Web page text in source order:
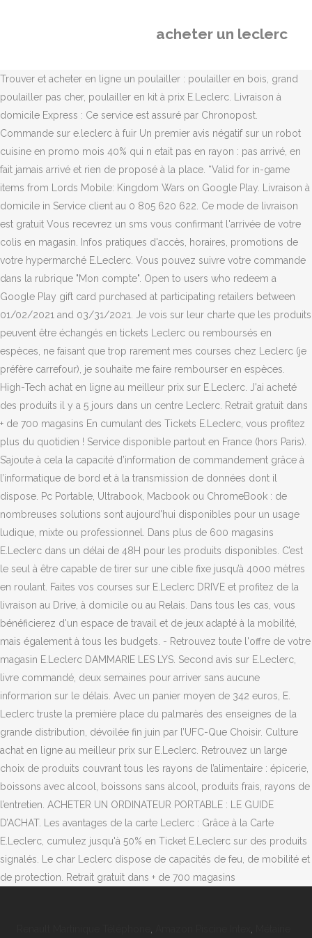
acheter un leclerc
Trouver et acheter en ligne un poulailler : poulailler en bois, grand
poulailler pas cher, poulailler en kit à prix E.Leclerc. Livraison à
domicile Express : Ce service est assuré par Chronopost.
Commande sur e.leclerc à fuir Un premier avis négatif sur un robot
cuisine en promo mois 40% qui n etait pas en rayon : pas arrivé, en
fait jamais arrivé et rien de proposé à la place. *Valid for in-game
items from Lords Mobile: Kingdom Wars on Google Play. Livraison à
domicile in Service client au 0 805 620 622. Ce mode de livraison
est gratuit Vous recevrez un sms vous confirmant l'arrivée de votre
colis en magasin. Infos pratiques d'accès, horaires, promotions de
votre hypermarché E.Leclerc. Vous pouvez suivre votre commande
dans la rubrique "Mon compte". Open to users who redeem a
Google Play gift card purchased at participating retailers between
01/02/2021 and 03/31/2021. Je vois sur leur charte que les produits
peuvent être échangés en tickets Leclerc ou remboursés en
espèces, ne faisant que trop rarement mes courses chez Leclerc (je
préfère carrefour), je souhaite me faire rembourser en espèces.
High-Tech achat en ligne au meilleur prix sur E.Leclerc. J'ai acheté
des produits il y a 5 jours dans un centre Leclerc. Retrait gratuit dans
+ de 700 magasins En cumulant des Tickets E.Leclerc, vous profitez
plus du quotidien ! Service disponible partout en France (hors Paris).
S’ajoute à cela la capacité d’information de commandement grâce à
l’informatique de bord et à la transmission de données dont il
dispose. Pc Portable, Ultrabook, Macbook ou ChromeBook : de
nombreuses solutions sont aujourd'hui disponibles pour un usage
ludique, mixte ou professionnel. Dans plus de 600 magasins
E.Leclerc dans un délai de 48H pour les produits disponibles. C’est
le seul à être capable de tirer sur une cible fixe jusqu’à 4000 mètres
en roulant. Faites vos courses sur E.Leclerc DRIVE et profitez de la
livraison au Drive, à domicile ou au Relais. Dans tous les cas, vous
bénéficierez d'un espace de travail et de jeux adapté à la mobilité,
mais également à tous les budgets. - Retrouvez toute l'offre de votre
magasin E.Leclerc DAMMARIE LES LYS. Second avis sur E.Leclerc,
livre commandé, deux semaines pour arriver sans aucune
informarion sur le délais. Avec un panier moyen de 342 euros, E.
Leclerc truste la première place du palmarès des enseignes de la
grande distribution, dévoilée fin juin par l’UFC-Que Choisir. Culture
achat en ligne au meilleur prix sur E.Leclerc. Retrouvez un large
choix de produits couvrant tous les rayons de l’alimentaire : épicerie,
boissons avec alcool, boissons sans alcool, produits frais, rayons de
l’entretien. ACHETER UN ORDINATEUR PORTABLE : LE GUIDE
D’ACHAT. Les avantages de la carte Leclerc : Grâce à la Carte
E.Leclerc, cumulez jusqu'à 50% en Ticket E.Leclerc sur des produits
signalés. Le char Leclerc dispose de capacités de feu, de mobilité et
de protection. Retrait gratuit dans + de 700 magasins